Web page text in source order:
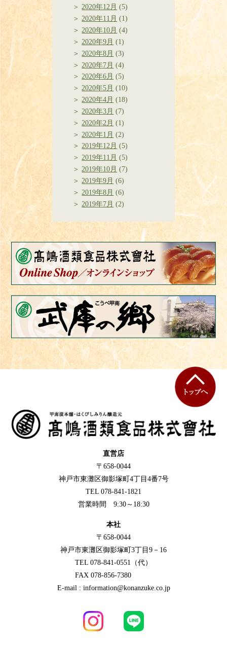
2020年12月 (5)
2020年11月 (1)
2020年10月 (4)
2020年9月 (1)
2020年8月 (3)
2020年7月 (4)
2020年6月 (5)
2020年5月 (10)
2020年4月 (18)
2020年3月 (7)
2020年2月 (1)
2020年1月 (2)
2019年12月 (5)
2019年11月 (5)
2019年10月 (7)
2019年9月 (6)
2019年8月 (6)
2019年7月 (2)
直営店
〒658-0044
神戸市東灘区御影塚町4丁目4番7号
TEL 078-841-1821
営業時間 9:30～18:30
本社
〒658-0044
神戸市東灘区御影塚町3丁目9－16
TEL 078-841-0551（代）
FAX 078-856-7380
E-mail : information@konanzuke.co.jp